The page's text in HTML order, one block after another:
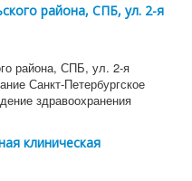
района, СПБ, ул. 2-я
района, СПБ, ул. 2-я
Санкт-Петербургское
здравоохранения
клиническая